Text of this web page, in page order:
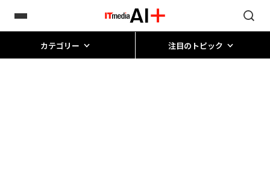
カテゴリー 注目のトピック